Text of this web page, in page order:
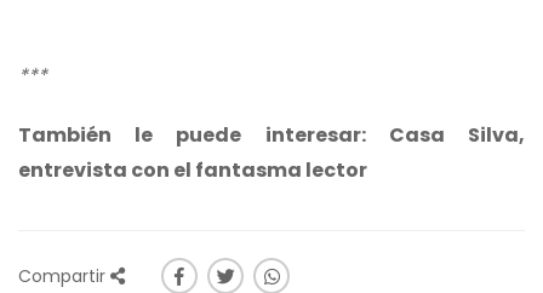
***
También le puede interesar: Casa Silva,
entrevista con el fantasma lector
Compartir